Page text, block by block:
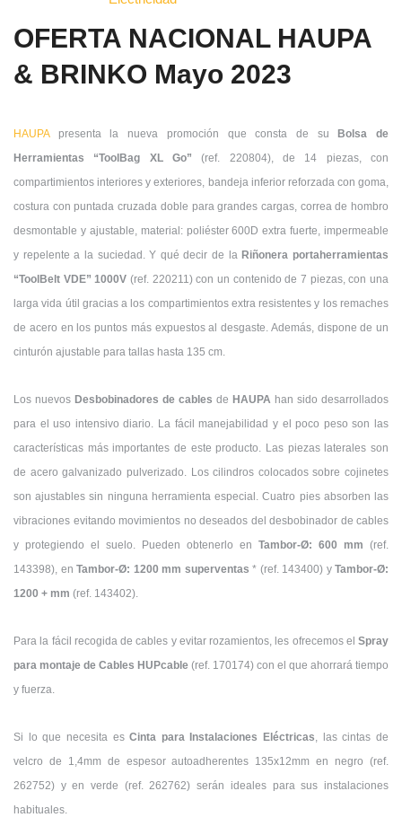
OFERTA NACIONAL HAUPA
& BRINKO Mayo 2023
HAUPApresenta la nueva promoción que consta de su
Bolsa de
Herramientas “ToolBag XL Go” (ref. 220804), de 14 piezas, con
compartimientos interiores y exteriores, bandeja inferior reforzada con goma,
costura con puntada cruzada doble para grandes cargas, correa de hombro
desmontable y ajustable, material: poliéster 600D extra fuerte, impermeable
y repelente a la suciedad. Y qué decir de la Riñonera portaherramientas
“ToolBelt VDE” 1000V (ref. 220211) con un contenido de 7 piezas, con una
larga vida útil gracias a los compartimientos extra resistentes y los remaches
de acero en los puntos más expuestos al desgaste. Además, dispone de un
cinturón ajustable para tallas hasta 135 cm.
Los nuevos Desbobinadores de cables de HAUPA han sido desarrollados
para el uso intensivo diario. La fácil manejabilidad y el poco peso son las
características más importantes de este producto. Las piezas laterales son
de acero galvanizado pulverizado. Los cilindros colocados sobre cojinetes
son ajustables sin ninguna herramienta especial. Cuatro pies absorben las
vibraciones evitando movimientos no deseados del desbobinador de cables
y protegiendo el suelo. Pueden obtenerlo en Tambor-Ø: 600 mm (ref.
143398), en Tambor-Ø: 1200 mm superventas * (ref. 143400) y Tambor-Ø:
1200 + mm (ref. 143402).
Para la fácil recogida de cables y evitar rozamientos, les ofrecemos el Spray
para montaje de Cables HUPcable (ref. 170174) con el que ahorrará tiempo
y fuerza.
Si lo que necesita esCinta para Instalaciones Eléctricas, las cintas de
velcro de 1,4mm de espesor autoadherentes 135x12mm en negro (ref.
262752) y en verde (ref. 262762) serán ideales para sus instalaciones
habituales.